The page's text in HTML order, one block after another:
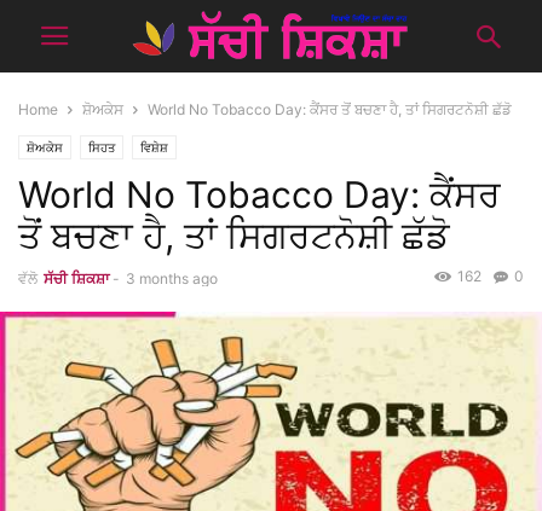
Home ਸ਼ੋਅਕੇਸ World No Tobacco Day: ਕੈਂਸਰ ਤੋਂ ਬਚਣਾ ਹੈ, ਤਾਂ ਸਿਗਰਟਨੋਸ਼ੀ ਛੱਡੋ
ਸ਼ੋਅਕੇਸ ਸਿਹਤ ਵਿਸ਼ੇਸ਼
World No Tobacco Day: ਕੈਂਸਰ
ਤੋਂ ਬਚਣਾ ਹੈ, ਤਾਂ ਸਿਗਰਟਨੋਸ਼ੀ ਛੱਡੋ
ਵੱਲੋ ਸੱਚੀ ਸ਼ਿਕਸ਼ਾ - 3 months ago 0
162